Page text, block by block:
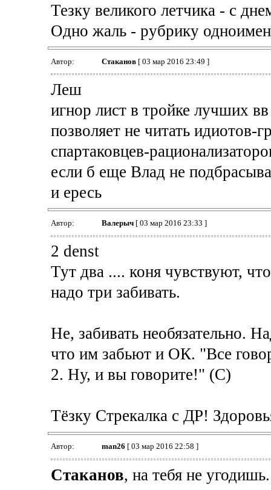
Тезку великого летчика - с
Одно жаль - рубрику
Автор: Cтаканов[ 03 мар 2016 23:49 ]
Леш
игнор лист в тройке лучших
позволяет не читать идиотов-
спартаковцев-
если б еще Влад не
и ересь
Автор: Валерыч[ 03 мар 2016 23:33 ]
2 denst
Тут два .... коня чувствуют,
надо три забивать.
Не, забивать необязательно.
что им забьют и ОК. "Все
2. Ну, и вы говорите!" (С)
Тёзку Стрекалка с ДР!
Автор: man26 [ 03 мар 2016 22:58 ]
Cтаканов, на тебя не угодишь.